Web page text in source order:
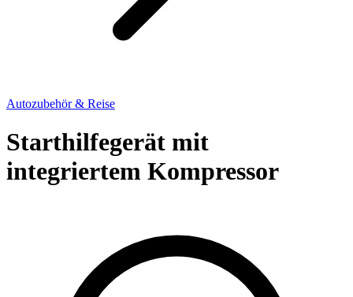
Autozubehör & Reise
Starthilfegerät mit
integriertem Kompressor